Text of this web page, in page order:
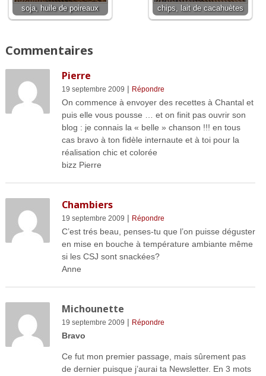
soja, huile de poireaux
chips, lait de cacahuètes
Commentaires
Pierre
19 septembre 2009 | Répondre
On commence à envoyer des recettes à Chantal et
puis elle vous pousse … et on finit pas ouvrir son
blog : je connais la « belle » chanson !!! en tous
cas bravo à ton fidèle internaute et à toi pour la
réalisation chic et colorée
bizz Pierre
Chambiers
19 septembre 2009 | Répondre
C’est trés beau, penses-tu que l’on puisse déguster
en mise en bouche à température ambiante même
si les CSJ sont snackées?
Anne
Michounette
19 septembre 2009 | Répondre
Bravo
Ce fut mon premier passage, mais sûrement pas
de dernier puisque j’aurai ta Newsletter. En 3 mots